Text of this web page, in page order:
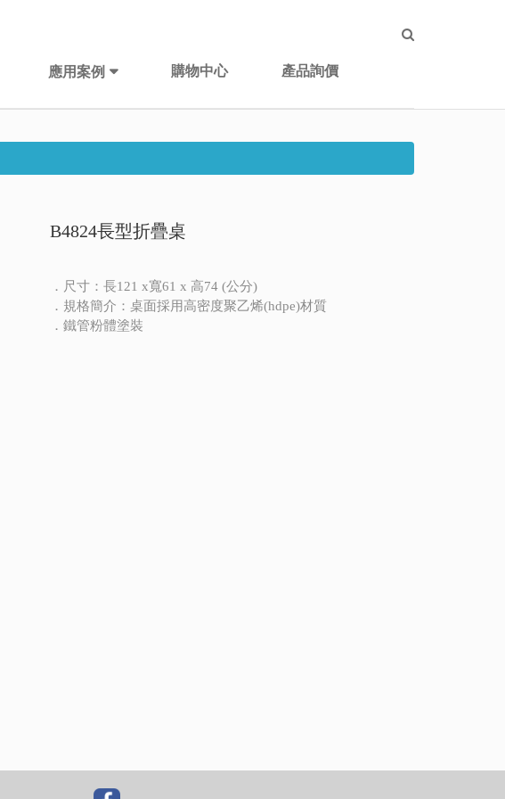
應用案例 購物中心 產品詢價
B4824長型折疊桌
．尺寸：長121 x寬61 x 高74 (公分)
．規格簡介：桌面採用高密度聚乙烯(hdpe)材質
．鐵管粉體塗裝